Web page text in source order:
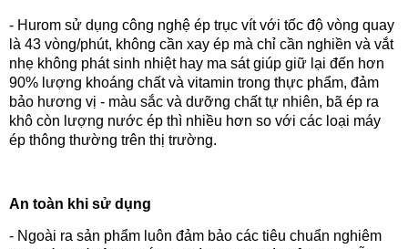
- Hurom sử dụng công nghệ ép trục vít với tốc độ vòng quay
là 43 vòng/phút, không cần xay ép mà chỉ cần nghiền và vắt
nhẹ không phát sinh nhiệt hay ma sát giúp giữ lại đến hơn
90% lượng khoáng chất và vitamin trong thực phẩm, đảm
bảo hương vị - màu sắc và dưỡng chất tự nhiên, bã ép ra
khô còn lượng nước ép thì nhiều hơn so với các loại máy
ép thông thường trên thị trường.
An toàn khi sử dụng
- Ngoài ra sản phẩm luôn đảm bảo các tiêu chuẩn nghiêm